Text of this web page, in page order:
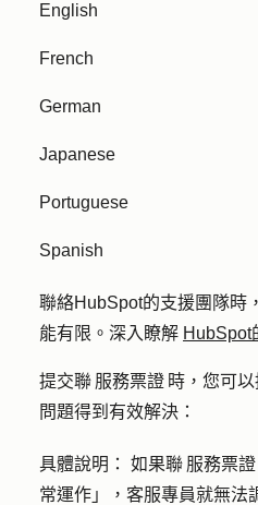
English
French
German
Japanese
Portuguese
Spanish
聯絡HubSpot的支援團隊時
能有限。深入瞭解 HubSpot
提交聯 服務票證 時，您可
問題得到有效解決：
具體說明：
如果聯 服務票
常運作」，客服專員就無法